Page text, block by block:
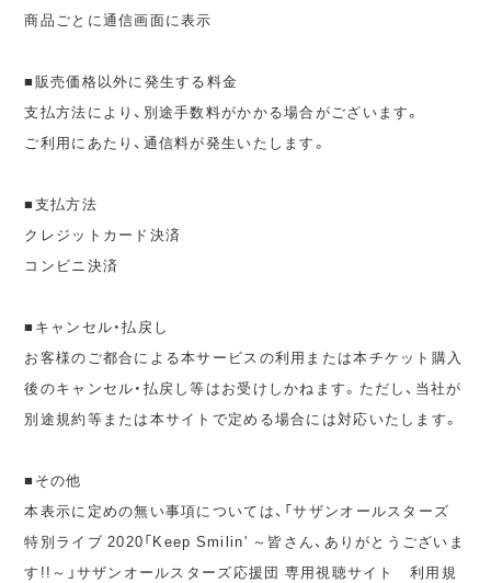
商品ごとに通信画面に表示
■販売価格以外に発生する料金
支払方法により、別途手数料がかかる場合がございます。
ご利用にあたり、通信料が発生いたします。
■支払方法
クレジットカード決済
コンビニ決済
■キャンセル・払戻し
お客様のご都合による本サービスの利用または本チケット購入
後のキャンセル・払戻し等はお受けしかねます。ただし、当社が
別途規約等または本サイトで定める場合には対応いたします。
■その他
本表示に定めの無い事項については、「サザンオールスターズ
特別ライブ 2020「Keep Smilin' ～皆さん、ありがとうございま
す!!～」サザンオールスターズ応援団 専用視聴サイト 利用規